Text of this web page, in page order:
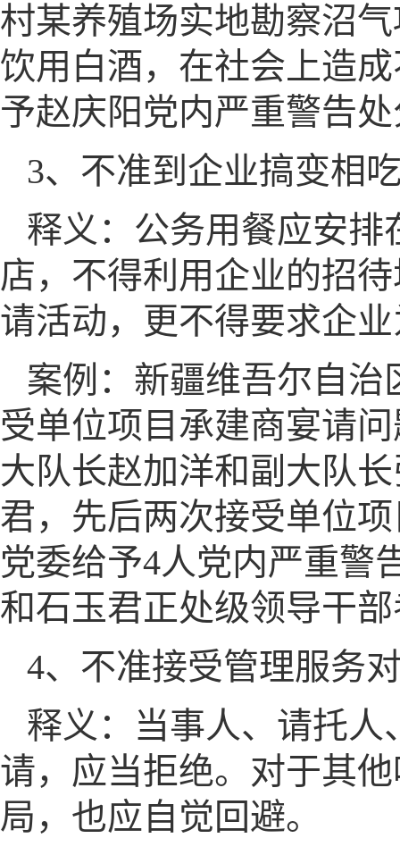
村某养殖场实地勘察沼
饮用白酒，在社会上造
予赵庆阳党内严重警告
3、不准到企业搞变相
释义：公务用餐应安
店，不得利用企业的招
请活动，更不得要求企
案例：新疆维吾尔自
受单位项目承建商宴请
大队长赵加洋和副大队
君，先后两次接受单位
党委给予4人党内严重警
和石玉君正处级领导干
4、不准接受管理服务
释义：当事人、请托
请，应当拒绝。对于其
局，也应自觉回避。